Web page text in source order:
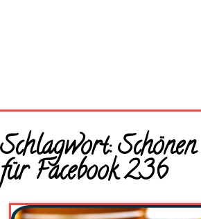
Startseite
Neue Bilder
Schlagwort:
für Facebook 236